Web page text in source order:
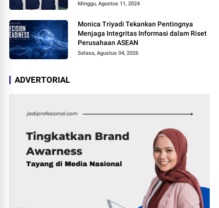
Minggu, Agustus 11, 2024
Monica Triyadi Tekankan Pentingnya
Menjaga Integritas Informasi dalam Riset
Perusahaan ASEAN
Selasa, Agustus 04, 2026
ADVERTORIAL